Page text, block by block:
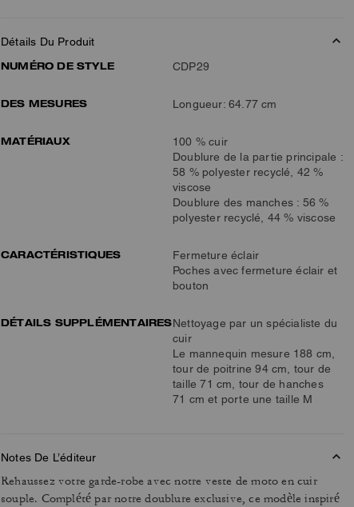
Détails Du Produit
NUMÉRO DE STYLE
CDP29
DES MESURES Longueur: 64.77 cm
MATÉRIAUX
100 % cuir
Doublure de la partie principale :
58 % polyester recyclé, 42 %
viscose
Doublure des manches : 56 %
polyester recyclé, 44 % viscose
CARACTÉRISTIQUES
Fermeture éclair
Poches avec fermeture éclair et
bouton
DÉTAILS SUPPLÉMENTAIRESNettoyage par un spécialiste du
cuir
Le mannequin mesure 188 cm,
tour de poitrine 94 cm, tour de
taille 71 cm, tour de hanches
71 cm et porte une taille M
Notes De L’éditeur
Rehaussez votre garde-robe avec notre veste de moto en cuir
souple. Complété par notre doublure exclusive, ce modèle inspiré